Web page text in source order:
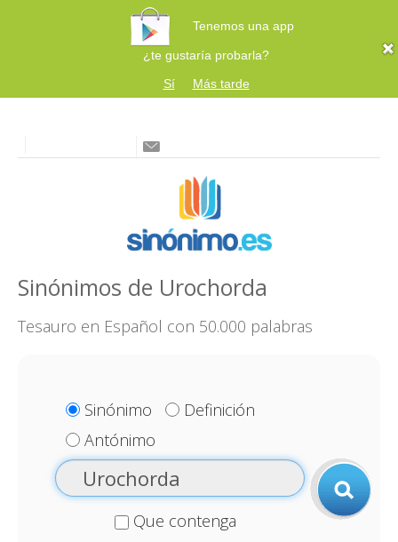
Tenemos una app
¿te gustaría probarla?
Sí
Más tarde
Sinónimos de Urochorda
Tesauro en Español con 50.000 palabras
Sinónimo
Definición
Antónimo
Que contenga